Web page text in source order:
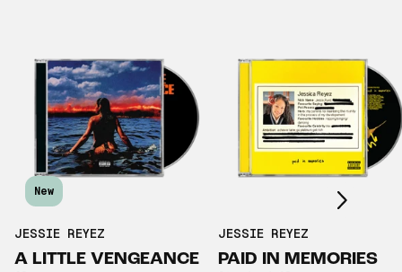
New
JESSIE REYEZ
A LITTLE VENGEANCE
JESSIE REYEZ
PAID IN MEMORIES
Scroll right